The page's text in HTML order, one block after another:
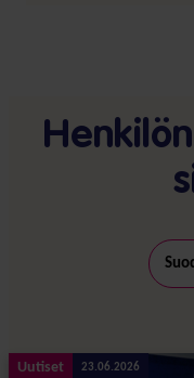
Uutiset 23.06.2026